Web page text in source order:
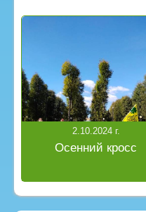
2.10.2024 г.
Осенний кросс